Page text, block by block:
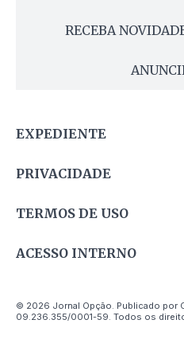
RECEBA
EXPEDIENTE
PRIVACIDADE
TERMOS DE USO
ACESSO INTERNO
© 2026 Jornal Opção. Publicado por
09.236.355/0001-59. Todos os